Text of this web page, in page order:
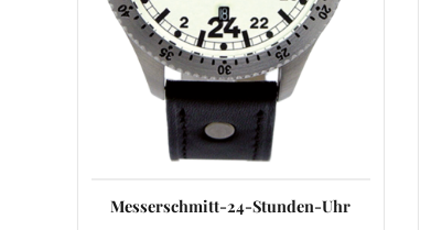
Messerschmitt-24-Stunden-Uhr